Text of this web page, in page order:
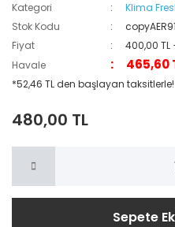
Kategori
Klima
Stok Kodu
Fiyat
400,00 TL
Havale
465,60
*52,46 TL den başlayan taksitlerle!
480,00 TL
Sepete